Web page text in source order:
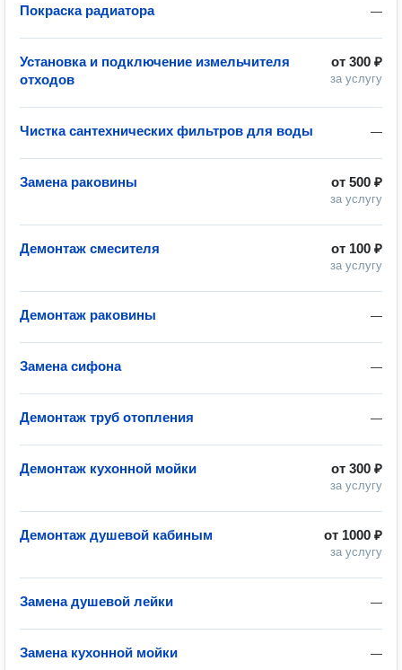
—
Покраска радиатора
от 300 ₽
за услугу
Установка и подключение измельчителя
отходов
—
Чистка сантехнических фильтров для воды
от 500 ₽
за услугу
Замена раковины
от 100 ₽
за услугу
Демонтаж смесителя
—
Демонтаж раковины
—
Замена сифона
—
Демонтаж труб отопления
от 300 ₽
за услугу
Демонтаж кухонной мойки
от 1000 ₽
за услугу
Демонтаж душевой кабиным
—
Замена душевой лейки
—
Замена кухонной мойки